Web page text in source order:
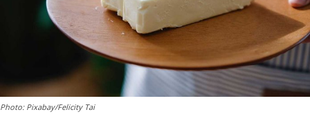
Photo: Pixabay/Felicity Tai